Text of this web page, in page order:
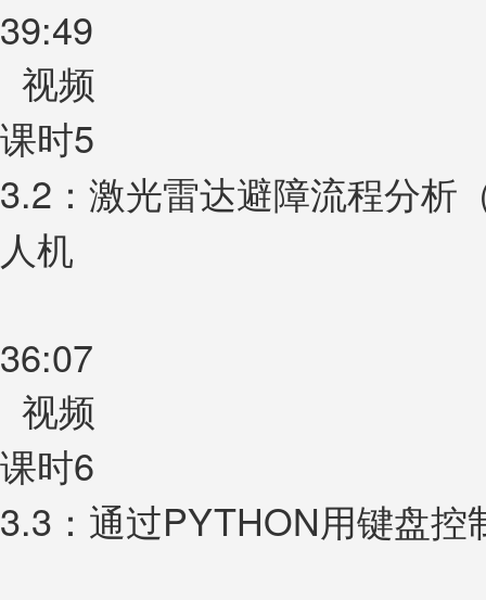
39:49
视频
课时5
3.2：激光雷达避障流程分析
人机
36:07
视频
课时6
3.3：通过PYTHON用键盘控